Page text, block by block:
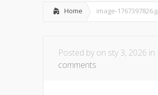
Home image-
Posted by on sty 3, 2026 in
comments